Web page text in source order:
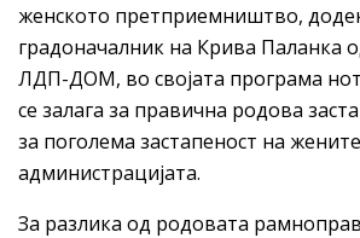
женското претприемништво,
градоначалник на Крива Паланка
ЛДП-ДОМ, во својата програма
се залага за правична родова
за поголема застапеност на
администрацијата.
За разлика од родовата